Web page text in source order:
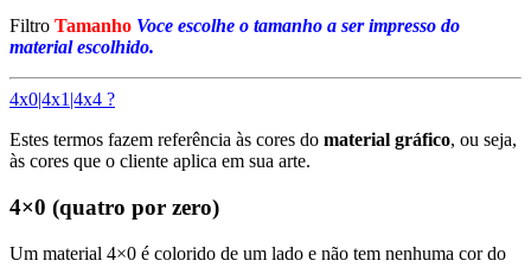
Filtro Tamanho Voce escolhe o tamanho a ser impresso do
material escolhido.
4x0|4x1|4x4 ?
Estes termos fazem referência às cores do material gráfico, ou seja,
às cores que o cliente aplica em sua arte.
4×0 (quatro por zero)
Um material 4×0 é colorido de um lado e não tem nenhuma cor do